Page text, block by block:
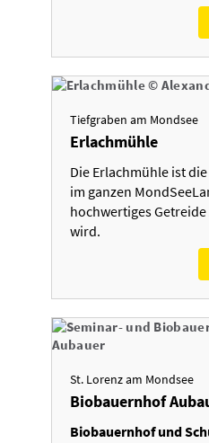
Tiefgraben am Mondsee
Erlachmühle
Die Erlachmühle ist
im ganzen
hochwertiges
wird.
St. Lorenz am Mondsee
Biobauernhof
Biobauernhof und